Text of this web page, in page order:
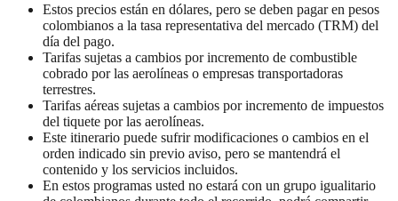
Estos precios están en dólares, pero se deben pagar en pesos
colombianos a la tasa representativa del mercado (TRM) del
día del pago.
Tarifas sujetas a cambios por incremento de combustible
cobrado por las aerolíneas o empresas transportadoras
terrestres.
Tarifas aéreas sujetas a cambios por incremento de impuestos
del tiquete por las aerolíneas.
Este itinerario puede sufrir modificaciones o cambios en el
orden indicado sin previo aviso, pero se mantendrá el
contenido y los servicios incluidos.
En estos programas usted no estará con un grupo igualitario